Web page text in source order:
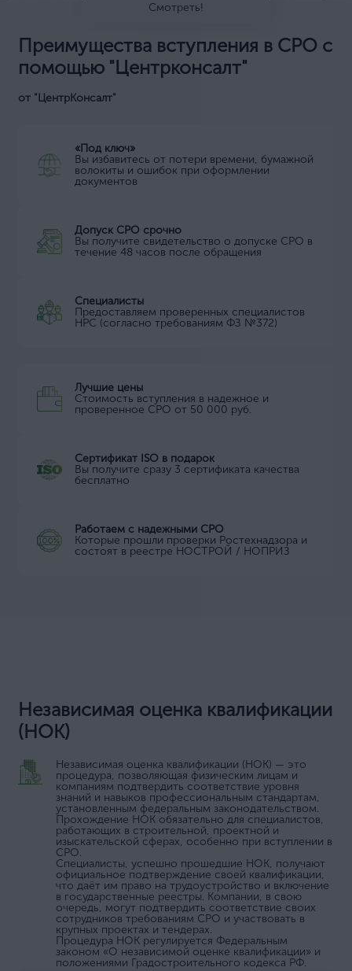
Смотреть!
Преимущества вступления в СРО с
помощью "Центрконсалт"
от "ЦентрКонсалт"
«Под ключ»
Вы избавитесь от потери времени, бумажной
волокиты и ошибок при оформлении
документов
Допуск СРО срочно
Вы получите свидетельство о допуске СРО в
течение 48 часов после обращения
Специалисты
Предоставляем проверенных специалистов
НРС (согласно требованиям ФЗ №372)
Лучшие цены
Стоимость вступления в надежное и
проверенное СРО от 50 000 руб.
Сертификат ISO в подарок
Вы получите сразу 3 сертификата качества
бесплатно
Работаем с надежными СРО
Которые прошли проверки Ростехнадзора и
состоят в реестре НОСТРОЙ / НОПРИЗ
Независимая оценка квалификации
(НОК)
Независимая оценка квалификации (НОК) — это
процедура, позволяющая физическим лицам и
компаниям подтвердить соответствие уровня
знаний и навыков профессиональным стандартам,
установленным федеральным законодательством.
Прохождение НОК обязательно для специалистов,
работающих в строительной, проектной и
изыскательской сферах, особенно при вступлении в
СРО.
Специалисты, успешно прошедшие НОК, получают
официальное подтверждение своей квалификации,
что даёт им право на трудоустройство и включение
в государственные реестры. Компании, в свою
очередь, могут подтвердить соответствие своих
сотрудников требованиям СРО и участвовать в
крупных проектах и тендерах.
Процедура НОК регулируется Федеральным
законом «О независимой оценке квалификации» и
положениями Градостроительного кодекса РФ.